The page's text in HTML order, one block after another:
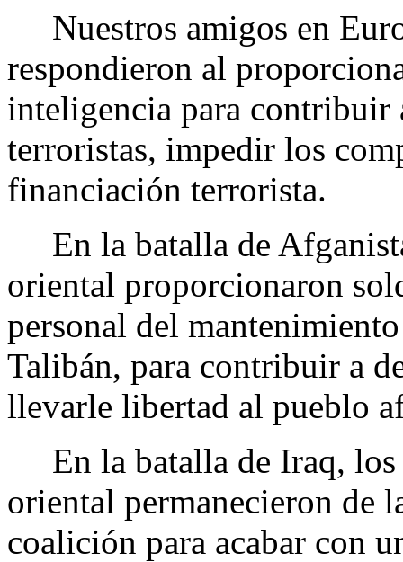
Nuestros amigos en
respondieron al
inteligencia para contribuir
terroristas, impedir los
financiación terrorista.
En la batalla de
oriental proporcionaron
personal del
Talibán, para contribuir a
llevarle libertad al pueblo
En la batalla de Iraq, los
oriental permanecieron de
coalición para acabar con